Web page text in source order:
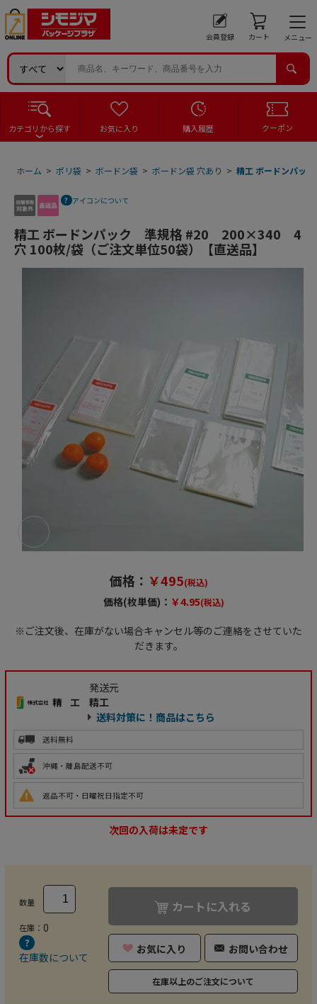
会員登録 カート メニュー
カテゴリから探す お気に入り 購入履歴 クーポン
ホーム > ポリ袋 > ボードン袋 > ボードン袋 穴あり > 精工 ボードンパッ
アイコンについて
精工 ボードンパック 準規格 #20 200×340 4
穴 100枚/袋（ご注文単位50袋）【直送品】
価格： ￥495(税込)
価格(枚単価)： ￥4.95(税込)
※ご注文後、在庫がない場合キャンセル等のご連絡をさせていた
だきます。
発送元
精工
送料対策に！商品はこちら
送料無料
沖縄・離島配送不可
返品不可・日曜祝日指定不可
次回の入荷は未定です
数量
在庫： 0
在庫数について
カートに入れる
お気に入り お問い合わせ
在庫以上のご注文について